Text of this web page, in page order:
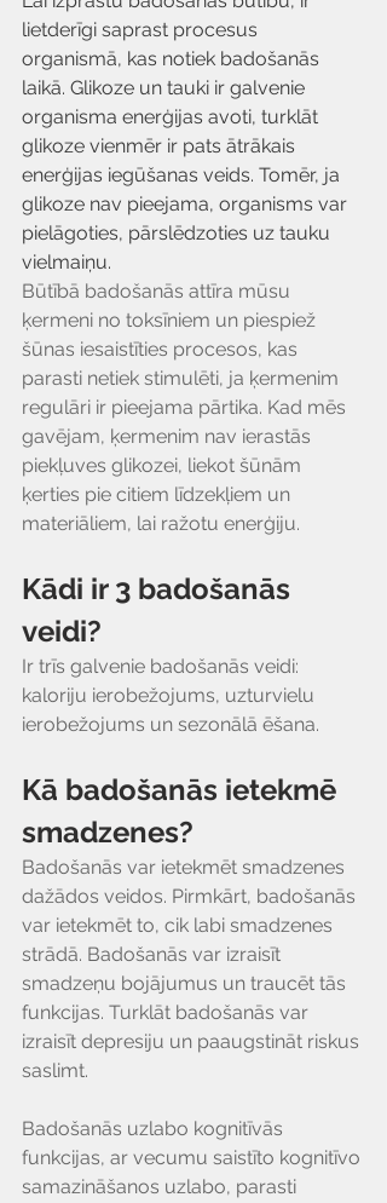
lietderīgi saprast procesus
organismā, kas notiek badošanās
laikā. Glikoze un tauki ir galvenie
organisma enerģijas avoti, turklāt
glikoze vienmēr ir pats ātrākais
enerģijas iegūšanas veids. Tomēr, ja
glikoze nav pieejama, organisms var
pielāgoties, pārslēdzoties uz tauku
vielmaiņu.
Būtībā badošanās attīra mūsu
ķermeni no toksīniem un piespiež
šūnas iesaistīties procesos, kas
parasti netiek stimulēti, ja ķermenim
regulāri ir pieejama pārtika. Kad mēs
gavējam, ķermenim nav ierastās
piekļuves glikozei, liekot šūnām
ķerties pie citiem līdzekļiem un
materiāliem, lai ražotu enerģiju.
Kādi ir 3 badošanās
veidi?
Ir trīs galvenie badošanās veidi:
kaloriju ierobežojums, uzturvielu
ierobežojums un sezonālā ēšana.
Kā badošanās ietekmē
smadzenes?
Badošanās var ietekmēt smadzenes
dažādos veidos. Pirmkārt, badošanās
var ietekmēt to, cik labi smadzenes
strādā. Badošanās var izraisīt
smadzeņu bojājumus un traucēt tās
funkcijas. Turklāt badošanās var
izraisīt depresiju un paaugstināt riskus
saslimt.
Badošanās uzlabo kognitīvās
funkcijas, ar vecumu saistīto kognitīvo
samazināšanos uzlabo, parasti